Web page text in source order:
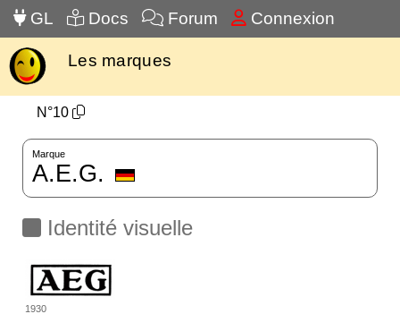
GL Docs Forum Connexion
Les marques
N°10
Marque
A.E.G.
Identité visuelle
1930